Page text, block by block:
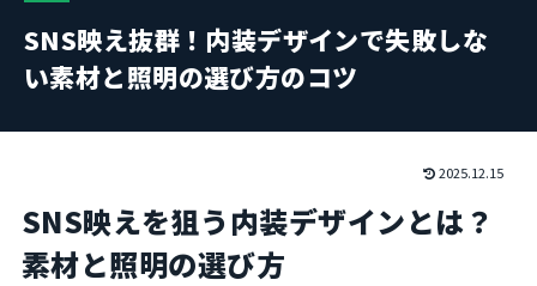
SNS映え抜群！内装デザインで失敗しな
い素材と照明の選び方のコツ
2025.12.15
SNS映えを狙う内装デザインとは？
素材と照明の選び方